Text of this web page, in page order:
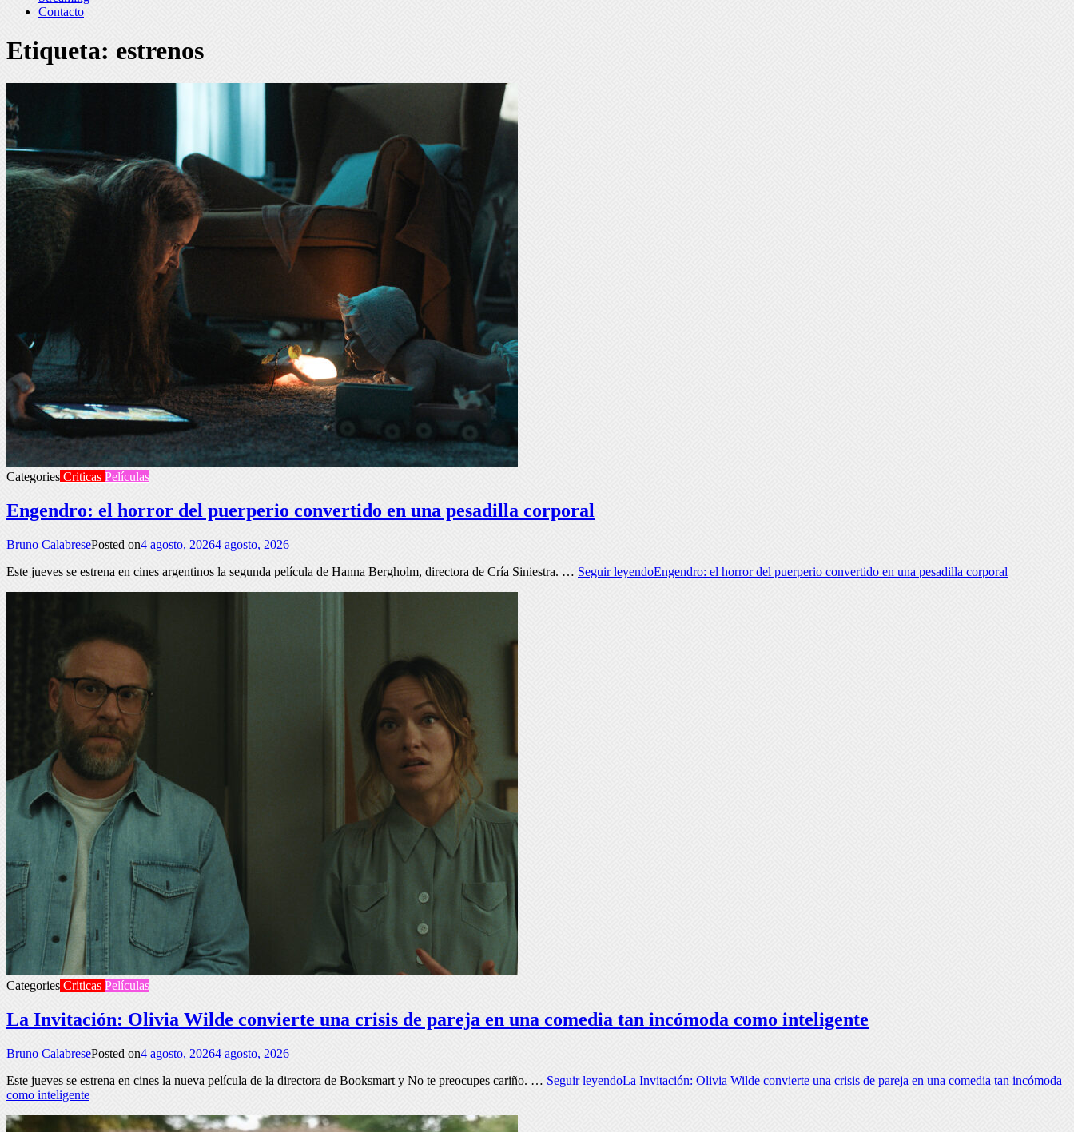
Contacto
Etiqueta: estrenos
Categories Criticas Películas
Engendro: el horror del puerperio convertido en una pesadilla corporal
Bruno CalabresePosted on4 agosto, 20264 agosto, 2026
Este jueves se estrena en cines argentinos la segunda película de Hanna Bergholm, directora de Cría Siniestra. … Seguir leyendoEngendro: el horror del puerperio convertido en una pesadilla corporal
Categories Criticas Películas
La Invitación: Olivia Wilde convierte una crisis de pareja en una comedia tan incómoda como inteligente
Bruno CalabresePosted on4 agosto, 20264 agosto, 2026
Este jueves se estrena en cines la nueva película de la directora de Booksmart y No te preocupes cariño. … Seguir leyendoLa Invitación: Olivia Wilde convierte una crisis de pareja en una comedia tan incómoda
como inteligente